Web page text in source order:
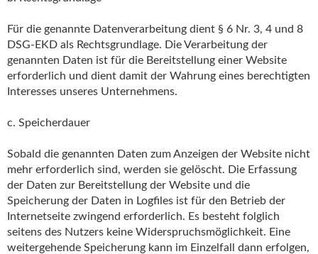
Für die genannte Datenverarbeitung dient § 6 Nr. 3, 4 und 8
DSG-EKD als Rechtsgrundlage. Die Verarbeitung der
genannten Daten ist für die Bereitstellung einer Website
erforderlich und dient damit der Wahrung eines berechtigten
Interesses unseres Unternehmens.
c. Speicherdauer
Sobald die genannten Daten zum Anzeigen der Website nicht
mehr erforderlich sind, werden sie gelöscht. Die Erfassung
der Daten zur Bereitstellung der Website und die
Speicherung der Daten in Logfiles ist für den Betrieb der
Internetseite zwingend erforderlich. Es besteht folglich
seitens des Nutzers keine Widerspruchsmöglichkeit. Eine
weitergehende Speicherung kann im Einzelfall dann erfolgen,